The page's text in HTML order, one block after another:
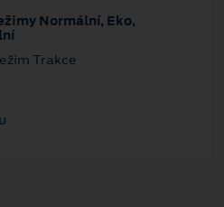
Normální, Eko,
Trakce